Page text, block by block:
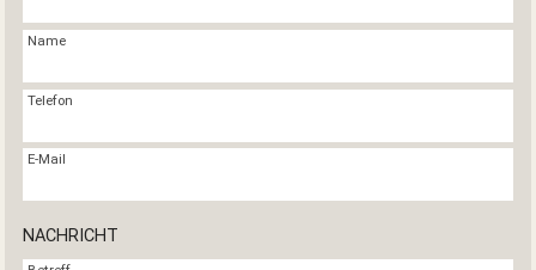
Name
Telefon
E-Mail
NACHRICHT